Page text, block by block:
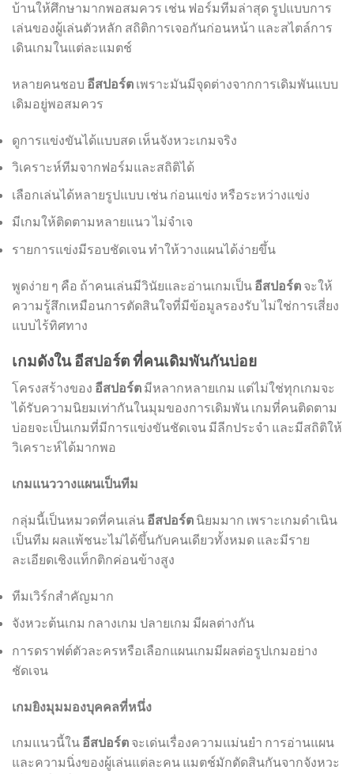
บ้านให้ศึกษามากพอสมควร เช่น ฟอร์มทีมล่าสุด รูปแบบการ
เล่นของผู้เล่นตัวหลัก สถิติการเจอกันก่อนหน้า และสไตล์การ
เดินเกมในแต่ละแมตช์
หลายคนชอบ อีสปอร์ต เพราะมันมีจุดต่างจากการเดิมพันแบบ
เดิมอยู่พอสมควร
ดูการแข่งขันได้แบบสด เห็นจังหวะเกมจริง
วิเคราะห์ทีมจากฟอร์มและสถิติได้
เลือกเล่นได้หลายรูปแบบ เช่น ก่อนแข่ง หรือระหว่างแข่ง
มีเกมให้ติดตามหลายแนว ไม่จำเจ
รายการแข่งมีรอบชัดเจน ทำให้วางแผนได้ง่ายขึ้น
พูดง่าย ๆ คือ ถ้าคนเล่นมีวินัยและอ่านเกมเป็น อีสปอร์ต จะให้
ความรู้สึกเหมือนการตัดสินใจที่มีข้อมูลรองรับ ไม่ใช่การเสี่ยง
แบบไร้ทิศทาง
เกมดังใน อีสปอร์ต ที่คนเดิมพันกันบ่อย
โครงสร้างของ อีสปอร์ต มีหลากหลายเกม แต่ไม่ใช่ทุกเกมจะ
ได้รับความนิยมเท่ากันในมุมของการเดิมพัน เกมที่คนติดตาม
บ่อยจะเป็นเกมที่มีการแข่งขันชัดเจน มีลีกประจำ และมีสถิติให้
วิเคราะห์ได้มากพอ
เกมแนววางแผนเป็นทีม
กลุ่มนี้เป็นหมวดที่คนเล่น อีสปอร์ต นิยมมาก เพราะเกมดำเนิน
เป็นทีม ผลแพ้ชนะไม่ได้ขึ้นกับคนเดียวทั้งหมด และมีราย
ละเอียดเชิงแท็กติกค่อนข้างสูง
ทีมเวิร์กสำคัญมาก
จังหวะต้นเกม กลางเกม ปลายเกม มีผลต่างกัน
การดราฟต์ตัวละครหรือเลือกแผนเกมมีผลต่อรูปเกมอย่าง
ชัดเจน
เกมยิงมุมมองบุคคลที่หนึ่ง
เกมแนวนี้ใน อีสปอร์ต จะเด่นเรื่องความแม่นยำ การอ่านแผน
และความนิ่งของผู้เล่นแต่ละคน แมตช์มักตัดสินกันจากจังหวะ